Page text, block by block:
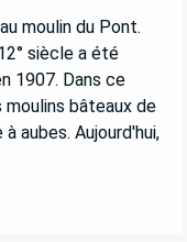
moulin du Pont.
siècle a été
1907. Dans ce
bâteaux de
aubes. Aujourd'hui,